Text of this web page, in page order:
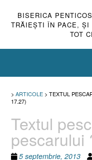
BISERICA
TRĂIEŞTI ÎN PACE, ŞI
TOT
> ARTICOLE > TEXTUL
17.27)
Textul
pescarului
5 septembrie, 2013